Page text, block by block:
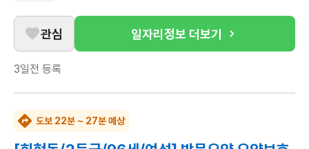
관심 일자리정보 더보기
3일전 등록
도보 22분 ~ 27분 예상